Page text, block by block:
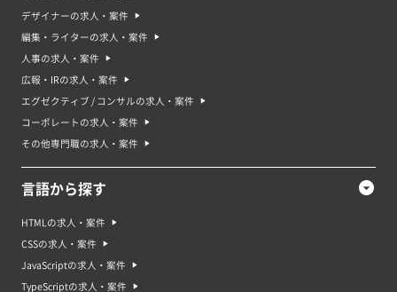
デザイナーの求人・案件
編集・ライターの求人・案件
人事の求人・案件
広報・IRの求人・案件
エグゼクティブ / コンサルの求人・案件
コーポレートの求人・案件
その他専門職の求人・案件
言語から探す
HTMLの求人・案件
CSSの求人・案件
JavaScriptの求人・案件
TypeScriptの求人・案件